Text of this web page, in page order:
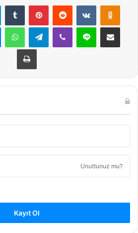
LinkedInTumblr PinterestReddit VKontakte
MessengerWhatsAppTelegramViber Line E-Posta ile
Yazdır
Unuttunuz mu?
Kayıt Ol